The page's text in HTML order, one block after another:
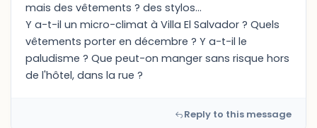
mais des vêtements ? des stylos...
Y a-t-il un micro-climat à Villa El Salvador ? Quels
vêtements porter en décembre ? Y a-t-il le
paludisme ? Que peut-on manger sans risque hors
de l'hôtel, dans la rue ?
Reply to this message